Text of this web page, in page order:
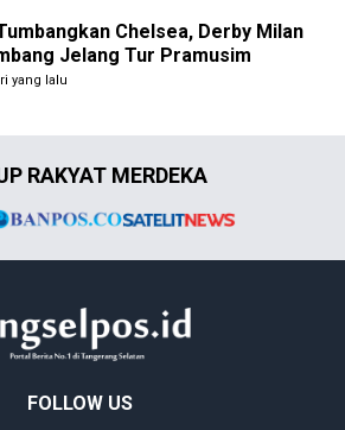
Chelsea, Derby Milan
Jelang Tur Pramusim
yang lalu
RAKYAT MERDEKA
FOLLOW US